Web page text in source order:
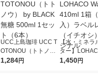
UCC上島珈琲 UCC T
OTONOU（トトノ
ウ） by BLACK無糖 5
1,284円
【水・ミネラ
ター】
r 410ml 1箱（
1,450円